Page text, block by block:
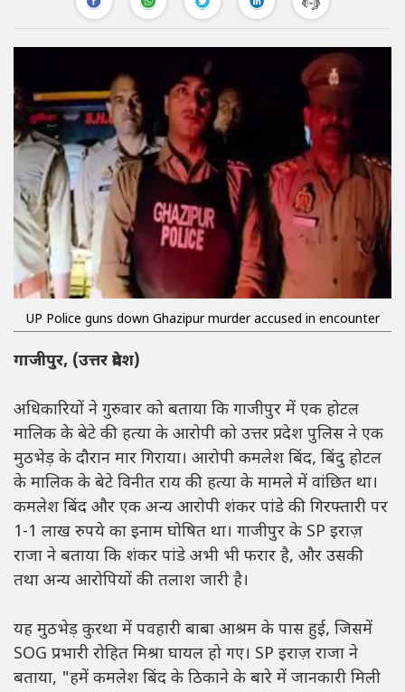
UP Police guns down Ghazipur murder accused in encounter
गाजीपुर, (उत्तर प्रदेश)
अधिकारियों ने गुरुवार को बताया कि गाजीपुर में एक होटल
मालिक के बेटे की हत्या के आरोपी को उत्तर प्रदेश पुलिस ने एक
मुठभेड़ के दौरान मार गिराया। आरोपी कमलेश बिंद, बिंदु होटल
के मालिक के बेटे विनीत राय की हत्या के मामले में वांछित था।
कमलेश बिंद और एक अन्य आरोपी शंकर पांडे की गिरफ्तारी पर
1-1 लाख रुपये का इनाम घोषित था। गाजीपुर के SP इराज़
राजा ने बताया कि शंकर पांडे अभी भी फरार है, और उसकी
तथा अन्य आरोपियों की तलाश जारी है।
यह मुठभेड़ कुरथा में पवहारी बाबा आश्रम के पास हुई, जिसमें
SOG प्रभारी रोहित मिश्रा घायल हो गए। SP इराज़ राजा ने
बताया, "हमें कमलेश बिंद के ठिकाने के बारे में जानकारी मिली